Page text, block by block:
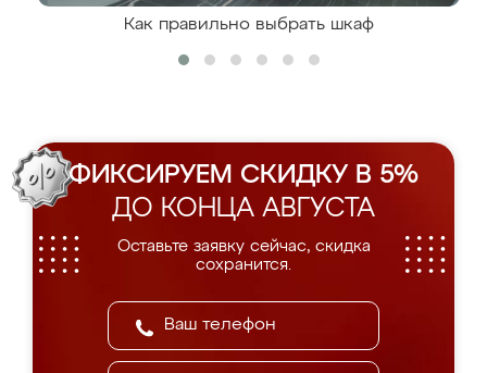
Как правильно выбрать шкаф
ФИКСИРУЕМ СКИДКУ В 5%
ДО КОНЦА АВГУСТА
Оставьте заявку сейчас, скидка
сохранится.